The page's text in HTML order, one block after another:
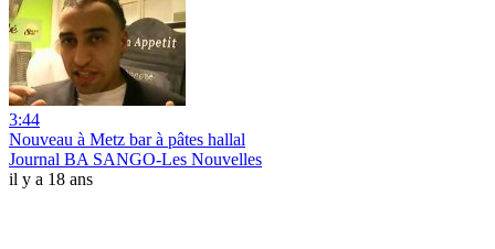
3:44
Nouveau à Metz bar à pâtes hallal
Journal BA SANGO-Les Nouvelles
il y a 18 ans